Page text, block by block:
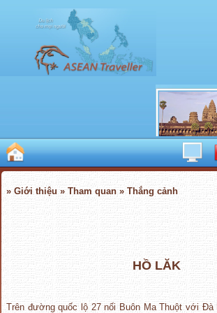
» Giới thiệu » Tham quan » Thắng cảnh
HỒ LĂK
Trên đường quốc lộ 27 nối Buôn Ma Thuột với